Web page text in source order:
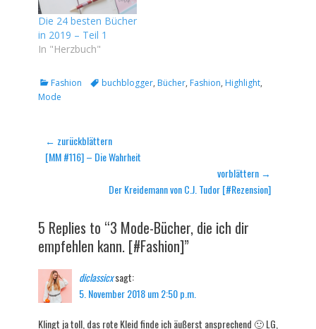
Die 24 besten Bücher
in 2019 – Teil 1
In "Herzbuch"
Kategorien
Fashion Tagsbuchblogger, Bücher, Fashion, Highlight,
Mode
Beitragsnavigation
← zurückblättern
Vorheriger
[MM #116] – Die Wahrheit
vorblättern →
Der Kreidemann von C.J. Tudor [#Rezension]
5 Replies to “3 Mode-Bücher, die ich dir
empfehlen kann. [#Fashion]”
diclassicxsagt:
5. November 2018 um 2:50 p.m.
Klingt ja toll, das rote Kleid finde ich äußerst ansprechend 🙂 LG,